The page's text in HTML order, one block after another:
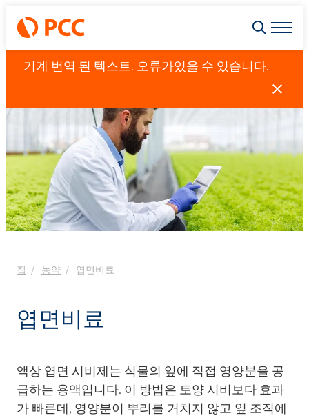
기계 번역 된 텍스트. 오류가있을 수 있습니다.
집 농약 엽면비료
엽면비료
액상 엽면 시비제는 식물의 잎에 직접 영양분을 공
급하는 용액입니다. 이 방법은 토양 시비보다 효과
가 빠른데, 영양분이 뿌리를 거치지 않고 잎 조직에